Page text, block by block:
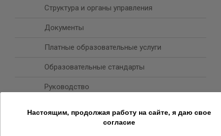
Структурa и органы управления
Документы
Платные образовательные услуги
Образовательные стандарты
Руководство
Материально-техническое обеспечение и
Настоящим, продолжая работу на сайте, я даю свое
согласие